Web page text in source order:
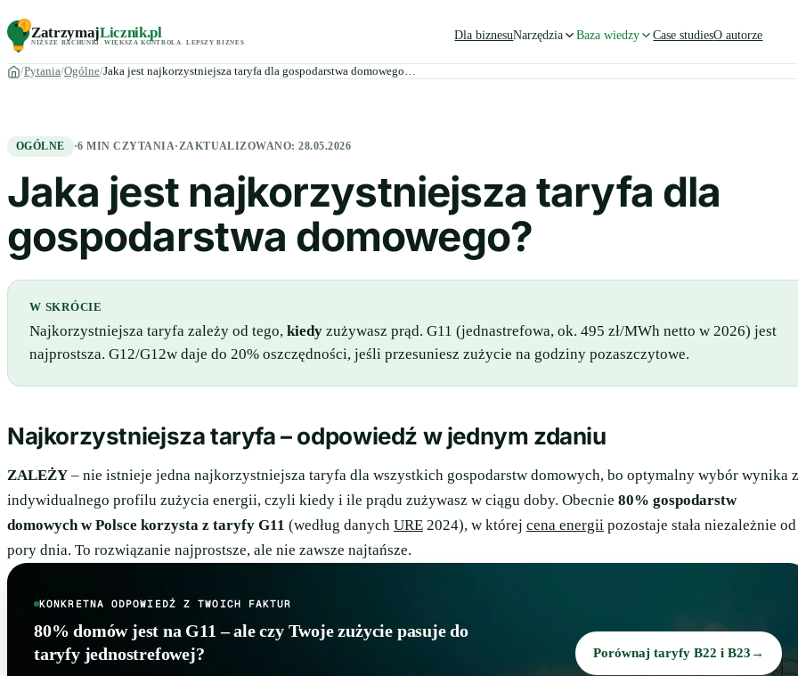
ZatrzymajLicznik.pl
NIŻSZE RACHUNKI WIĘKSZA KONTROLA LEPSZY BIZNES
Dla biznesuNarzędzia Baza wiedzy Case studiesO autorze
Pytania Ogólne Jaka jest najkorzystniejsza taryfa dla gospodarstwa domowego…
OGÓLNE ·6 MIN CZYTANIA·ZAKTUALIZOWANO:28.05.2026
Jaka jest najkorzystniejsza taryfa dla
gospodarstwa domowego?
W SKRÓCIE
Najkorzystniejsza taryfa zależy od tego, kiedy zużywasz prąd. G11 (jednastrefowa, ok. 495 zł/MWh netto w 2026) jest
najprostsza. G12/G12w daje do 20% oszczędności, jeśli przesuniesz zużycie na godziny pozaszczytowe.
Najkorzystniejsza taryfa – odpowiedź w jednym zdaniu
ZALEŻY – nie istnieje jedna najkorzystniejsza taryfa dla wszystkich gospodarstw domowych, bo optymalny wybór wynika z
indywidualnego profilu zużycia energii, czyli kiedy i ile prądu zużywasz w ciągu doby. Obecnie 80% gospodarstw
domowych w Polsce korzysta z taryfy G11 (według danych URE 2024), w której cena energii pozostaje stała niezależnie od
pory dnia. To rozwiązanie najprostsze, ale nie zawsze najtańsze.
KONKRETNA ODPOWIEDŹ Z TWOICH FAKTUR
80% domów jest na G11 – ale czy Twoje zużycie pasuje do
taryfy jednostrefowej?
Porównaj taryfy B22 i B23 →